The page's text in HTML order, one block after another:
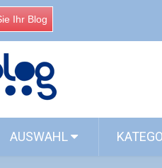
Ihr Blog
AUSWAHL